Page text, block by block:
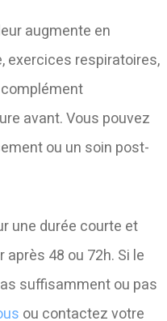
augmente en
exercices respiratoires,
avant. Vous pouvez
ou un soin post-
une durée courte et
48 ou 72h. Si le
suffisamment ou pas
ou contactez votre